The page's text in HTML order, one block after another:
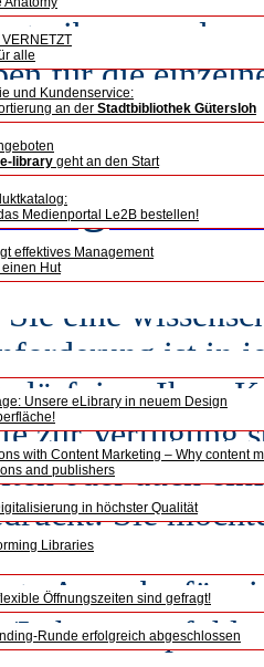
alle
und Kundenservice:
an der Stadtbibliothek Gütersloh
library geht an den Start
Medienportal Le2B bestellen!
effektives Management
Hut
Unsere eLibrary in neuem Design
with Content Marketing – Why content
and publishers
in höchster Qualität
Libraries
Öffnungszeiten sind gefragt!
Runde erfolgreich abgeschlossen
für die
legen
eine
ist in
Ihrer
zur Verfügung
oder auch
Sie
wie möglich
Ausgabe für
Lehrer